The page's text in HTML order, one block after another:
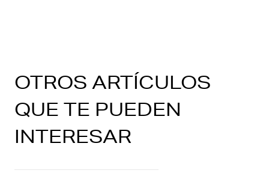
OTROS ARTÍCULOS
QUE TE PUEDEN
INTERESAR